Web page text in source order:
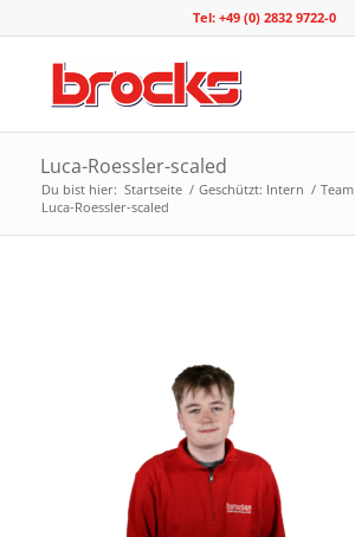
Tel: +49 (0) 2832 9722-0
Luca-Roessler-scaled
Du bist hier: Startseite / Geschützt: Intern / Team
Luca-Roessler-scaled